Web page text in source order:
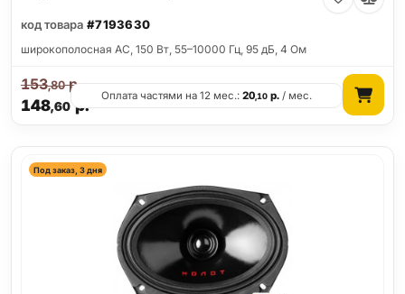
код товара #7193630
широкополосная АС, 150 Вт, 55–10000 Гц, 95 дБ, 4 Ом
148,60р.
153,80р.
Оплата частями на 12 мес.:20,10 р. / мес.
Под заказ, 3 дня